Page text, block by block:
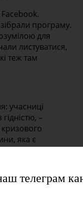
програму.
для
листуватися,
теж там
учасниці
–
яка є
яка
телеграм